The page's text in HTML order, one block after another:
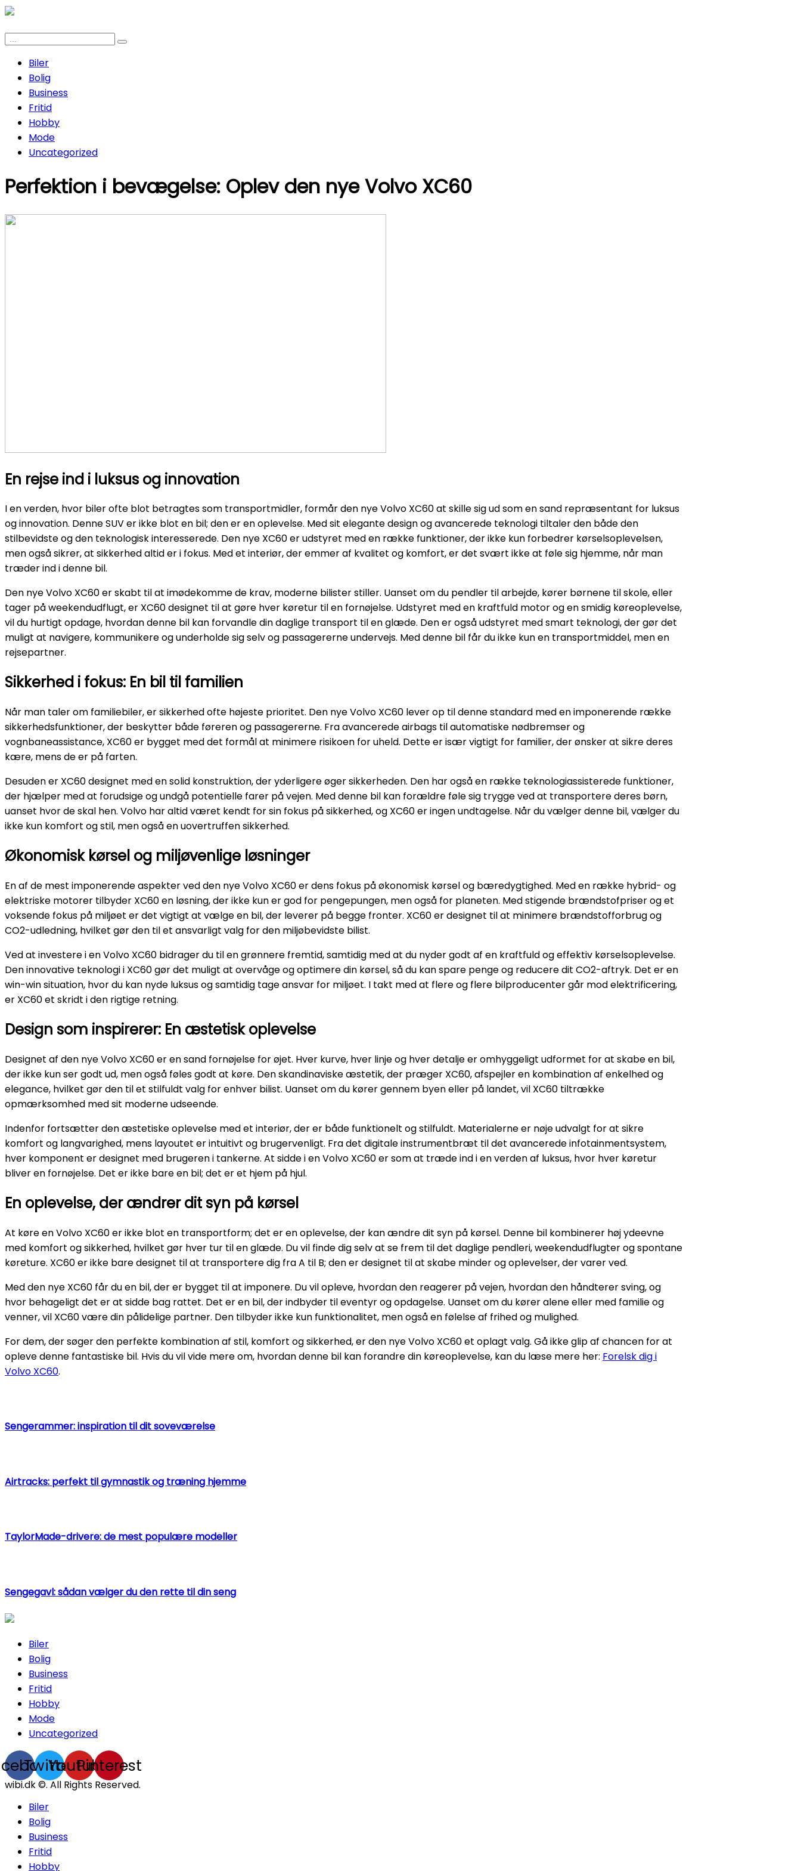
Biler
Bolig
Business
Fritid
Hobby
Mode
Uncategorized
Perfektion i bevægelse: Oplev den nye Volvo XC60
En rejse ind i luksus og innovation
I en verden, hvor biler ofte blot betragtes som transportmidler, formår den nye Volvo XC60 at skille sig ud som en sand repræsentant for luksus
og innovation. Denne SUV er ikke blot en bil; den er en oplevelse. Med sit elegante design og avancerede teknologi tiltaler den både den
stilbevidste og den teknologisk interesserede. Den nye XC60 er udstyret med en række funktioner, der ikke kun forbedrer kørselsoplevelsen,
men også sikrer, at sikkerhed altid er i fokus. Med et interiør, der emmer af kvalitet og komfort, er det svært ikke at føle sig hjemme, når man
træder ind i denne bil.
Den nye Volvo XC60 er skabt til at imødekomme de krav, moderne bilister stiller. Uanset om du pendler til arbejde, kører børnene til skole, eller
tager på weekendudflugt, er XC60 designet til at gøre hver køretur til en fornøjelse. Udstyret med en kraftfuld motor og en smidig køreoplevelse,
vil du hurtigt opdage, hvordan denne bil kan forvandle din daglige transport til en glæde. Den er også udstyret med smart teknologi, der gør det
muligt at navigere, kommunikere og underholde sig selv og passagererne undervejs. Med denne bil får du ikke kun en transportmiddel, men en
rejsepartner.
Sikkerhed i fokus: En bil til familien
Når man taler om familiebiler, er sikkerhed ofte højeste prioritet. Den nye Volvo XC60 lever op til denne standard med en imponerende række
sikkerhedsfunktioner, der beskytter både føreren og passagererne. Fra avancerede airbags til automatiske nødbremser og
vognbaneassistance, XC60 er bygget med det formål at minimere risikoen for uheld. Dette er især vigtigt for familier, der ønsker at sikre deres
kære, mens de er på farten.
Desuden er XC60 designet med en solid konstruktion, der yderligere øger sikkerheden. Den har også en række teknologiassisterede funktioner,
der hjælper med at forudsige og undgå potentielle farer på vejen. Med denne bil kan forældre føle sig trygge ved at transportere deres børn,
uanset hvor de skal hen. Volvo har altid været kendt for sin fokus på sikkerhed, og XC60 er ingen undtagelse. Når du vælger denne bil, vælger du
ikke kun komfort og stil, men også en uovertruffen sikkerhed.
Økonomisk kørsel og miljøvenlige løsninger
En af de mest imponerende aspekter ved den nye Volvo XC60 er dens fokus på økonomisk kørsel og bæredygtighed. Med en række hybrid- og
elektriske motorer tilbyder XC60 en løsning, der ikke kun er god for pengepungen, men også for planeten. Med stigende brændstofpriser og et
voksende fokus på miljøet er det vigtigt at vælge en bil, der leverer på begge fronter. XC60 er designet til at minimere brændstofforbrug og
CO2-udledning, hvilket gør den til et ansvarligt valg for den miljøbevidste bilist.
Ved at investere i en Volvo XC60 bidrager du til en grønnere fremtid, samtidig med at du nyder godt af en kraftfuld og effektiv kørselsoplevelse.
Den innovative teknologi i XC60 gør det muligt at overvåge og optimere din kørsel, så du kan spare penge og reducere dit CO2-aftryk. Det er en
win-win situation, hvor du kan nyde luksus og samtidig tage ansvar for miljøet. I takt med at flere og flere bilproducenter går mod elektrificering,
er XC60 et skridt i den rigtige retning.
Design som inspirerer: En æstetisk oplevelse
Designet af den nye Volvo XC60 er en sand fornøjelse for øjet. Hver kurve, hver linje og hver detalje er omhyggeligt udformet for at skabe en bil,
der ikke kun ser godt ud, men også føles godt at køre. Den skandinaviske æstetik, der præger XC60, afspejler en kombination af enkelhed og
elegance, hvilket gør den til et stilfuldt valg for enhver bilist. Uanset om du kører gennem byen eller på landet, vil XC60 tiltrække
opmærksomhed med sit moderne udseende.
Indenfor fortsætter den æstetiske oplevelse med et interiør, der er både funktionelt og stilfuldt. Materialerne er nøje udvalgt for at sikre
komfort og langvarighed, mens layoutet er intuitivt og brugervenligt. Fra det digitale instrumentbræt til det avancerede infotainmentsystem,
hver komponent er designet med brugeren i tankerne. At sidde i en Volvo XC60 er som at træde ind i en verden af luksus, hvor hver køretur
bliver en fornøjelse. Det er ikke bare en bil; det er et hjem på hjul.
En oplevelse, der ændrer dit syn på kørsel
At køre en Volvo XC60 er ikke blot en transportform; det er en oplevelse, der kan ændre dit syn på kørsel. Denne bil kombinerer høj ydeevne
med komfort og sikkerhed, hvilket gør hver tur til en glæde. Du vil finde dig selv at se frem til det daglige pendleri, weekendudflugter og spontane
køreture. XC60 er ikke bare designet til at transportere dig fra A til B; den er designet til at skabe minder og oplevelser, der varer ved.
Med den nye XC60 får du en bil, der er bygget til at imponere. Du vil opleve, hvordan den reagerer på vejen, hvordan den håndterer sving, og
hvor behageligt det er at sidde bag rattet. Det er en bil, der indbyder til eventyr og opdagelse. Uanset om du kører alene eller med familie og
venner, vil XC60 være din pålidelige partner. Den tilbyder ikke kun funktionalitet, men også en følelse af frihed og mulighed.
For dem, der søger den perfekte kombination af stil, komfort og sikkerhed, er den nye Volvo XC60 et oplagt valg. Gå ikke glip af chancen for at
opleve denne fantastiske bil. Hvis du vil vide mere om, hvordan denne bil kan forandre din køreoplevelse, kan du læse mere her: Forelsk dig i
Volvo XC60.
Sengerammer: inspiration til dit soveværelse
Airtracks: perfekt til gymnastik og træning hjemme
TaylorMade-drivere: de mest populære modeller
Sengegavl: sådan vælger du den rette til din seng
Biler
Bolig
Business
Fritid
Hobby
Mode
Uncategorized
TwitterYoutube
Pinterest
wibi.dk ©. All Rights Reserved.
Biler
Bolig
Business
Fritid
Hobby